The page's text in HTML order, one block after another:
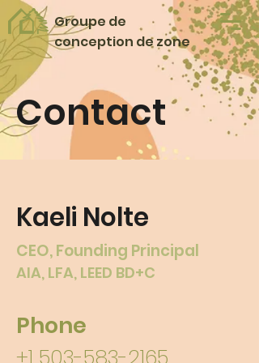
Groupe de
conception de zone
Contact
Kaeli Nolte
CEO, Founding Principal
AIA, LFA, LEED BD+C
Phone